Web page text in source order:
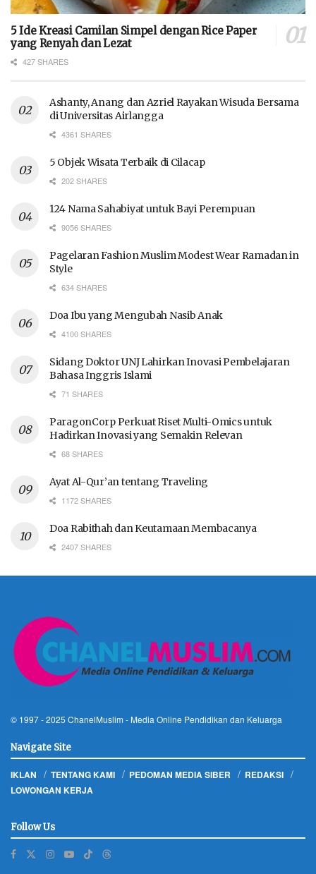
5 Ide Kreasi Camilan Simpel dengan Rice Paper
yang Renyah dan Lezat
427 SHARES
Ashanty, Anang dan Azriel Rayakan Wisuda Bersama
di Universitas Airlangga
4361 SHARES
5 Objek Wisata Terbaik di Cilacap
202 SHARES
124 Nama Sahabiyat untuk Bayi Perempuan
9056 SHARES
Pagelaran Fashion Muslim Modest Wear Ramadan in
Style
634 SHARES
Doa Ibu yang Mengubah Nasib Anak
4100 SHARES
Sidang Doktor UNJ Lahirkan Inovasi Pembelajaran
Bahasa Inggris Islami
71 SHARES
ParagonCorp Perkuat Riset Multi-Omics untuk
Hadirkan Inovasi yang Semakin Relevan
68 SHARES
Ayat Al-Qur’an tentang Traveling
1172 SHARES
Doa Rabithah dan Keutamaan Membacanya
2407 SHARES
© 1997 - 2025 ChanelMuslim - Media Online Pendidikan dan Keluarga
Navigate Site
IKLAN TENTANG KAMI PEDOMAN MEDIA SIBER
REDAKSI
LOWONGAN KERJA
Follow Us